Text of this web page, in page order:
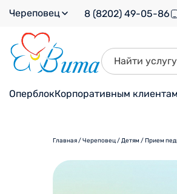
Череповец 8 (8202) 49-05-86
ОперблокКорпоративным клиентам
Главная/Череповец/Детям /Прием